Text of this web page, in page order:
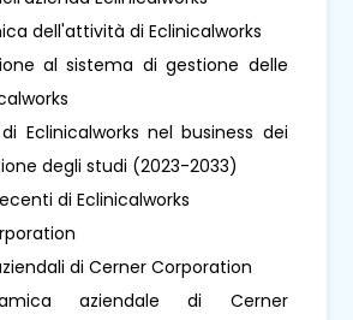
dell'attività di Eclinicalworks
al sistema di gestione delle
Eclinicalworks nel business dei
degli studi (2023-2033)
di Eclinicalworks
di Cerner Corporation
aziendale di Cerner